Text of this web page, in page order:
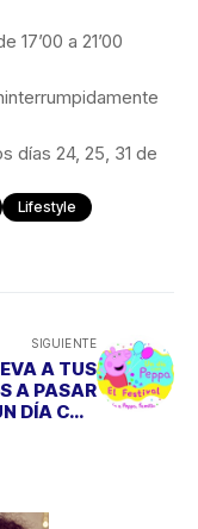
17’00 a 21’00
días 24, 25, 31 de
Lifestyle
SIGUIENTE
A TUS
A PASAR
DÍA CON